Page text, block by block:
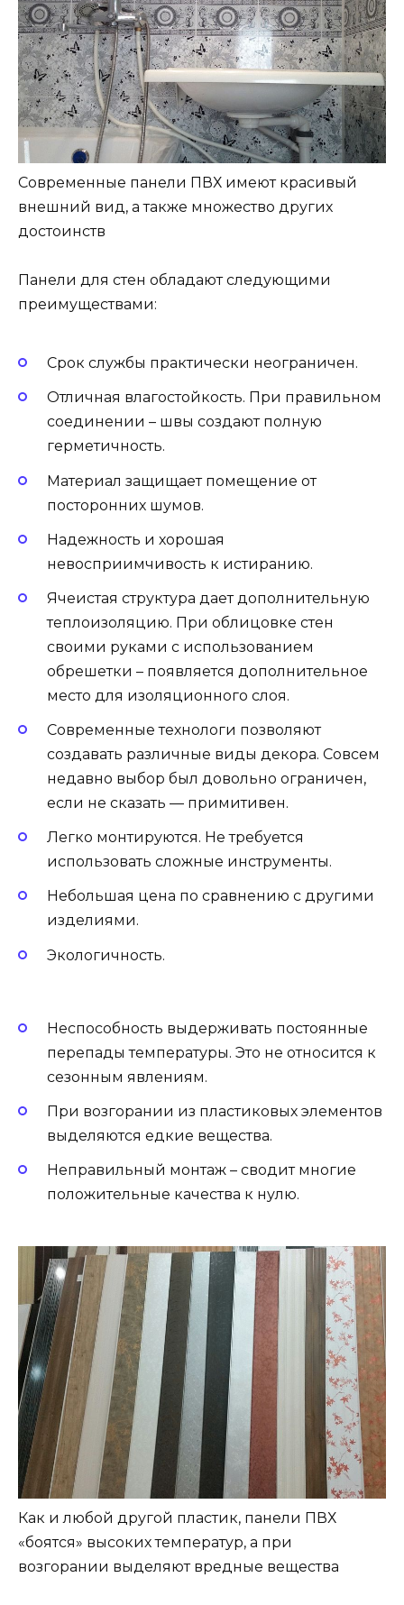
Современные панели ПВХ имеют красивый
внешний вид, а также множество других
достоинств
Панели для стен обладают следующими
преимуществами:
Срок службы практически неограничен.
Отличная влагостойкость. При правильном
соединении – швы создают полную
герметичность.
Материал защищает помещение от
посторонних шумов.
Надежность и хорошая
невосприимчивость к истиранию.
Ячеистая структура дает дополнительную
теплоизоляцию. При облицовке стен
своими руками с использованием
обрешетки – появляется дополнительное
место для изоляционного слоя.
Современные технологи позволяют
создавать различные виды декора. Совсем
недавно выбор был довольно ограничен,
если не сказать — примитивен.
Легко монтируются. Не требуется
использовать сложные инструменты.
Небольшая цена по сравнению с другими
изделиями.
Экологичность.
Неспособность выдерживать постоянные
перепады температуры. Это не относится к
сезонным явлениям.
При возгорании из пластиковых элементов
выделяются едкие вещества.
Неправильный монтаж – сводит многие
положительные качества к нулю.
Как и любой другой пластик, панели ПВХ
«боятся» высоких температур, а при
возгорании выделяют вредные вещества